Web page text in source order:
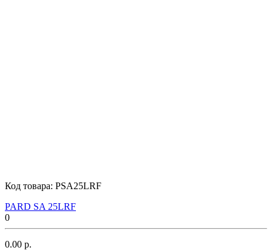
Код товара: PSA25LRF
PARD SA 25LRF
0
0.00 р.